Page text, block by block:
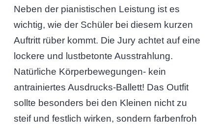
Neben der pianistischen Leistung ist es
wichtig, wie der Schüler bei diesem kurzen
Auftritt rüber kommt. Die Jury achtet auf eine
lockere und lustbetonte Ausstrahlung.
Natürliche Körperbewegungen- kein
antrainiertes Ausdrucks-Ballett! Das Outfit
sollte besonders bei den Kleinen nicht zu
steif und festlich wirken, sondern farbenfroh